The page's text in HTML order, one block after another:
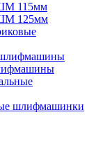
115мм
125мм
шлифмашины
шлифмашинки